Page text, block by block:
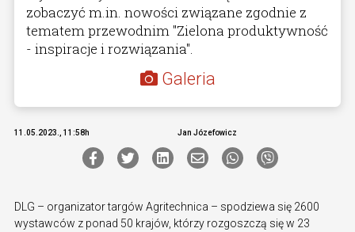
zobaczyć m.in. nowości związane zgodnie z
tematem przewodnim "Zielona produktywność
- inspiracje i rozwiązania".
Galeria
11.05.2023., 11:58h Jan Józefowicz
DLG – organizator targów Agritechnica – spodziewa się 2600
wystawców z ponad 50 krajów, którzy rozgoszczą się w 23